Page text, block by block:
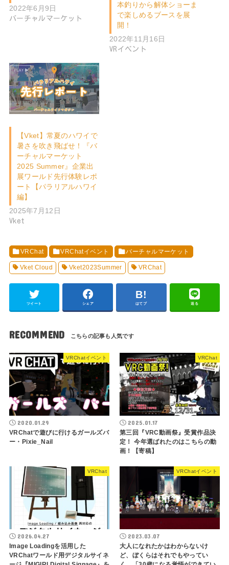
2022年6月9日
バーチャルマーケット
本釣りから解体ショーま
で楽しめるブースを展
開！
2022年11月16日
VRイベント
【Vket】常夏のハワイで
暑さを吹き飛ばせ！『バ
ーチャルマーケット
2025 Summer』企業出
展ワールド先行体験レポ
ート【パラリアルハワイ
編】
2025年7月12日
Vket
VRChat VRChatイベント バーチャルマーケット
Vket Cloud Vket2023Summer VRChat
ツイート シェア はてブ 送る
RECOMMEND
VRChatイベント
2020.01.29
VRChatで遊びに行けるガールズバ
ー・Pixie_Nail
VRChat
2025.01.17
第三回『VRC動画祭』受賞作品決
定！ 今年選ばれたのはこちらの動
画！【寄稿】
VRChat
2026.04.27
Image Loadingを活用した
VRChatワールド用デジタルサイネ
VRChatイベント
2023.03.07
大人になれたかはわからないけ
ど、ぼくらはそれでもやってい